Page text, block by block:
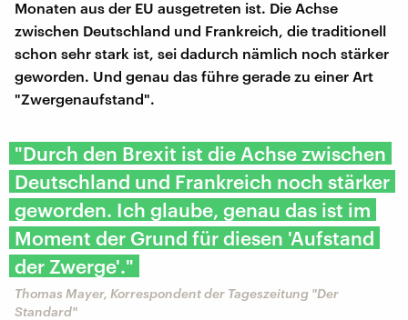
Monaten aus der EU ausgetreten ist. Die Achse
zwischen Deutschland und Frankreich, die traditionell
schon sehr stark ist, sei dadurch nämlich noch stärker
geworden. Und genau das führe gerade zu einer Art
"Zwergenaufstand".
"Durch den Brexit ist die Achse zwischen
Deutschland und Frankreich noch stärker
geworden. Ich glaube, genau das ist im
Moment der Grund für diesen 'Aufstand
der Zwerge'."
Thomas Mayer, Korrespondent der Tageszeitung "Der
Standard"